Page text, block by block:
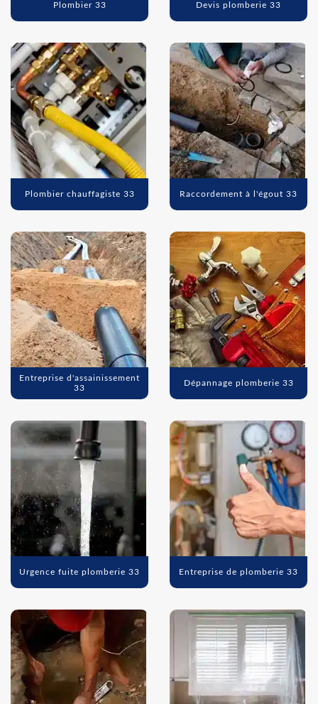
Plombier 33 Devis plomberie 33
Plombier chauffagiste 33 Raccordement à l'égout 33
Entreprise d'assainissement
33
Dépannage plomberie 33
Urgence fuite plomberie 33 Entreprise de plomberie 33